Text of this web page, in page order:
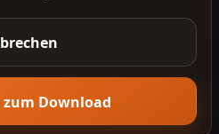
zum Download